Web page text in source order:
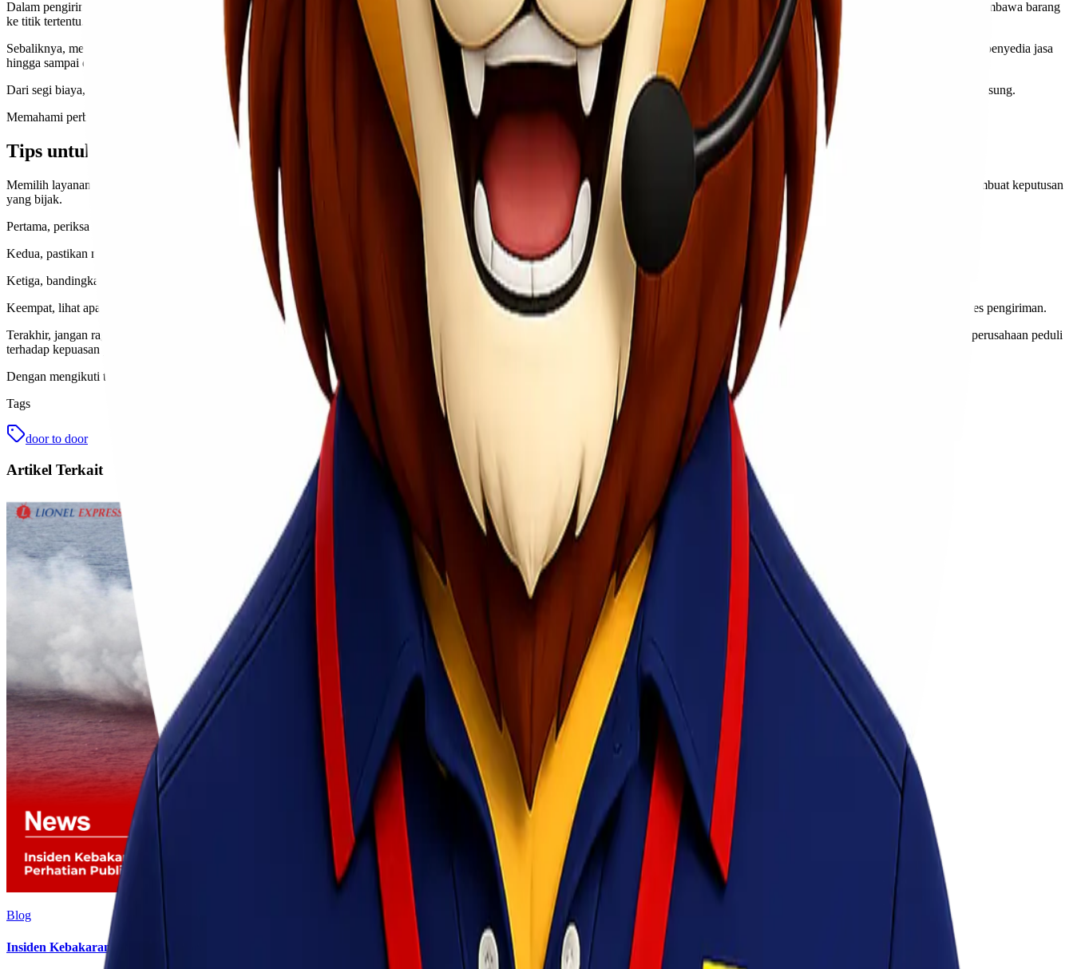
Dalam pengiriman Door to Door, barang diambil langsung dari alamat pengirim dan diantarkan ke alamat penerima. Ini memberikan kenyamanan lebih bagi pelanggan karena tidak perlu repot membawa barang
ke titik tertentu.
Sebaliknya, metode
pengiriman Port to Portmengharuskan pengirim untuk membawa barang mereka ke kantor ekspedisi, pelabuhan, atau bandara. Setelah itu, tanggung jawab berpindah kepada penyedia jasa
hingga sampai di titik pelabuhan atau bandara selanjutnya.
Dari segi biaya, biasanya pengiriman Door to Door cenderung lebih mahal dibandingkan dengan Port to Port. Hal ini disebabkan oleh tambahan layanan seperti penjemputan dan pengantaran langsung.
Memahami perbedaan ini penting bagi pengguna jasa agar dapat memilih opsi yang paling sesuai dengan kebutuhan mereka.
Tips untuk Memilih Layanan Pengiriman Door to Door yang Tepat
Memilih layanan pengiriman door to door yang tepat sangat penting untuk memastikan barang Anda sampai dengan aman dan tepat waktu. Berikut beberapa tips yang dapat membantu Anda membuat keputusan
yang bijak.
Pertama, periksa reputasi perusahaan pengiriman tersebut. Cari ulasan dari pelanggan sebelumnya. Reputasi yang baik biasanya mencerminkan pelayanan yang memuaskan.
Kedua, pastikan mereka memiliki jangkauan area pengiriman yang luas. Pastikan layanan ini tersedia di kota atau daerah yang menjadi titik asal dan tujuan pengiriman Anda.
Ketiga, bandingkan tarif layanan dari beberapa penyedia. Meskipun harga bukan satu-satunya faktor penentu, namun tetap penting untuk mendapatkan nilai terbaik sesuai budget Anda.
Keempat, lihat apakah mereka menawarkan asuransi untuk barang-barang berharga atau fragile. Ini akan memberikan perlindungan tambahan jika terjadi kerusakan atau kehilangan selama proses pengiriman.
Terakhir, jangan ragu bertanya kepada customer service jika ada hal-hal yang belum jelas mengenai prosedur dan kebijakan mereka. Layanan pelanggan yang responsif adalah indikator bahwa perusahaan peduli
terhadap kepuasan pelanggannya.
Dengan mengikuti tips ini, Anda bisa memilih layanan pengiriman door to door dengan lebih percaya diri dan mengurangi risiko masalah selama proses pengiriman berlangsung.
Tags
door to door
Artikel Terkait
Blog
Insiden Kebakaran KM Mutiara Sentosa II Menjadi Perhatian Publik